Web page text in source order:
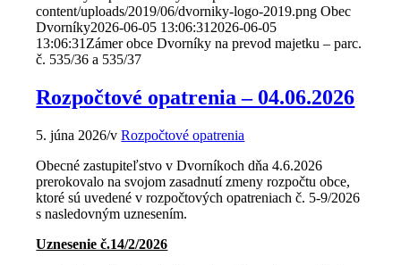
content/uploads/2019/06/dvorniky-logo-2019.png Obec
Dvorníky2026-06-05 13:06:31 2026-06-05
13:06:31 Zámer obce Dvorníky na prevod majetku – parc.
č. 535/36 a 535/37
Rozpočtové opatrenia – 04.06.2026
5. júna 2026/vRozpočtové opatrenia
Obecné zastupiteľstvo v Dvorníkoch dňa 4.6.2026
prerokovalo na svojom zasadnutí zmeny rozpočtu obce,
ktoré sú uvedené v rozpočtových opatreniach č. 5-9/2026
s nasledovným uznesením.
Uznesenie č.14/2/2026